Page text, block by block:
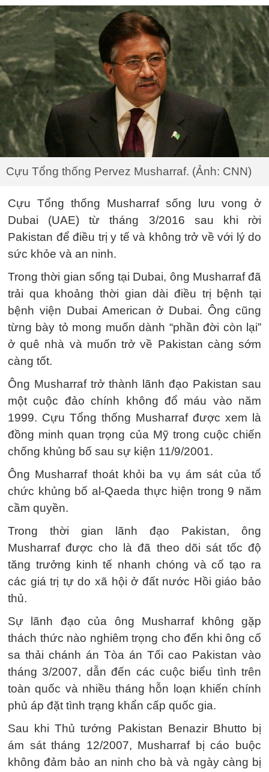
Cựu Tổng thống Pervez Musharraf. (Ảnh: CNN)
Cựu Tổng thống Musharraf sống lưu vong ở
Dubai (UAE) từ tháng 3/2016 sau khi rời
Pakistan để điều trị y tế và không trở về với lý do
sức khỏe và an ninh.
Trong thời gian sống tại Dubai, ông Musharraf đã
trải qua khoảng thời gian dài điều trị bệnh tại
bệnh viện Dubai American ở Dubai. Ông cũng
từng bày tỏ mong muốn dành “phần đời còn lại”
ở quê nhà và muốn trở về Pakistan càng sớm
càng tốt.
Ông Musharraf trở thành lãnh đạo Pakistan sau
một cuộc đảo chính không đổ máu vào năm
1999. Cựu Tổng thống Musharraf được xem là
đồng minh quan trọng của Mỹ trong cuộc chiến
chống khủng bố sau sự kiện 11/9/2001.
Ông Musharraf thoát khỏi ba vụ ám sát của tổ
chức khủng bố al-Qaeda thực hiện trong 9 năm
cầm quyền.
Trong thời gian lãnh đạo Pakistan, ông
Musharraf được cho là đã theo dõi sát tốc độ
tăng trưởng kinh tế nhanh chóng và cố tạo ra
các giá trị tự do xã hội ở đất nước Hồi giáo bảo
thủ.
Sự lãnh đạo của ông Musharraf không gặp
thách thức nào nghiêm trọng cho đến khi ông cố
sa thải chánh án Tòa án Tối cao Pakistan vào
tháng 3/2007, dẫn đến các cuộc biểu tình trên
toàn quốc và nhiều tháng hỗn loạn khiến chính
phủ áp đặt tình trạng khẩn cấp quốc gia.
Sau khi Thủ tướng Pakistan Benazir Bhutto bị
ám sát tháng 12/2007, Musharraf bị cáo buộc
không đảm bảo an ninh cho bà và ngày càng bị